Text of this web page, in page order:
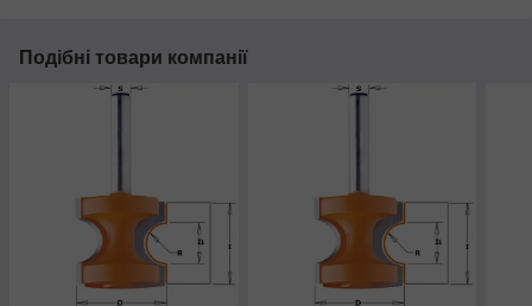
Подібні товари компанії